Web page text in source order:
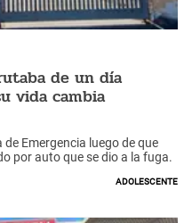
de un día
vida cambia
Emergencia luego de que
por auto que se dio a la fuga.
adolescente